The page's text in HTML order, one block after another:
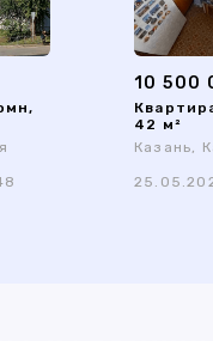
10 500
42 м²
Казань,